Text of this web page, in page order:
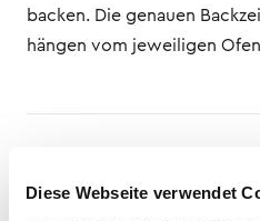
Diese Webseite verwendet
backen. Die genauen
hängen vom jeweiligen